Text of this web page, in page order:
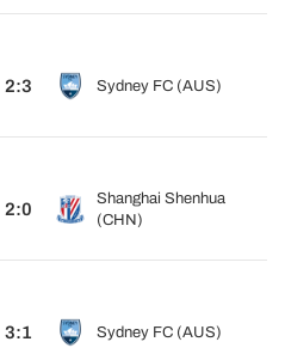
2:3 Sydney FC (AUS)
2:0
Shanghai Shenhua
(CHN)
3:1 Sydney FC (AUS)